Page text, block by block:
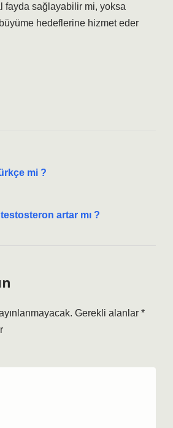
fayda sağlayabilir mi, yoksa
hedeflerine hizmet eder
mi ?
testosteron artar mı ?
Gerekli alanlar *